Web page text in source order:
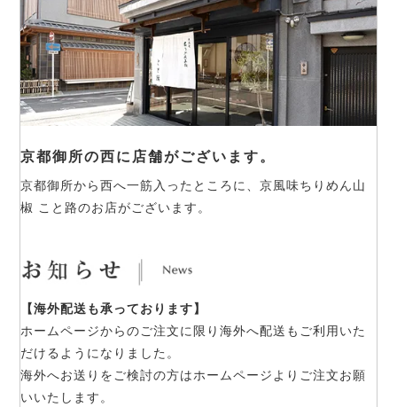
京都御所の西に店舗がございます。
京都御所から西へ一筋入ったところに、京風味ちりめん山
椒 こと路のお店がございます。
【海外配送も承っております】
ホームページからのご注文に限り海外へ配送もご利用いた
だけるようになりました。
海外へお送りをご検討の方はホームページよりご注文お願
いいたします。